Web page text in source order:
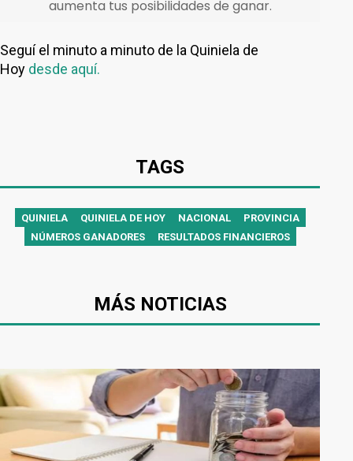
Seguí el minuto a minuto de la Quiniela de
Hoy desde aquí.
TAGS
QUINIELA QUINIELA DE HOY NACIONAL
PROVINCIA
NÚMEROS GANADORES
RESULTADOS FINANCIEROS
MÁS NOTICIAS